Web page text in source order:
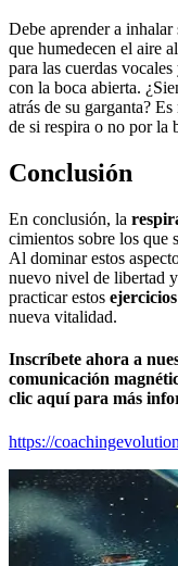
Debe aprender a inhalar
que humedecen el aire
para las cuerdas
con la boca abierta.
atrás de su garganta?
de si respira o no por la
Conclusión
En conclusión, la
cimientos sobre los que
Al dominar estos
nuevo nivel de libertad
practicar estos ejercicios
nueva vitalidad.
Inscríbete ahora a
comunicación
clic aquí para más
https://